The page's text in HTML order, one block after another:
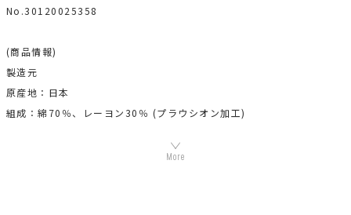
No.30120025358
(商品情報)
製造元
原産地：日本
組成：綿70％、レーヨン30％ (プラウシオン加工)